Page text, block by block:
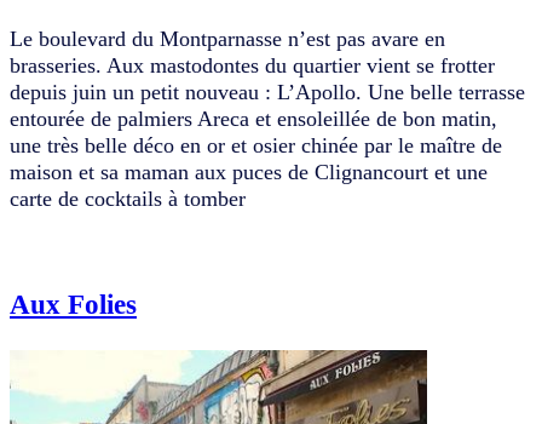
Le boulevard du Montparnasse n’est pas avare en
brasseries. Aux mastodontes du quartier vient se frotter
depuis juin un petit nouveau : L’Apollo. Une belle terrasse
entourée de palmiers Areca et ensoleillée de bon matin,
une très belle déco en or et osier chinée par le maître de
maison et sa maman aux puces de Clignancourt et une
carte de cocktails à tomber
Aux Folies